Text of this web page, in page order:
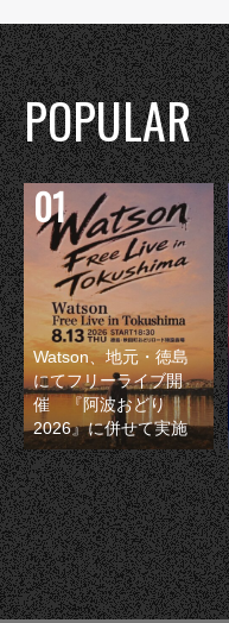
POPULAR
Watson、地元・徳島
にてフリーライブ開
催 『阿波おどり
2026』に併せて実施